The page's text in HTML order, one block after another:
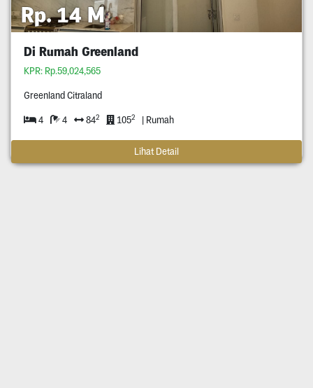
Rp. 14 M
Di Rumah Greenland
KPR: Rp.59,024,565
Greenland Citraland
4 4 842 1052 | Rumah
Lihat Detail